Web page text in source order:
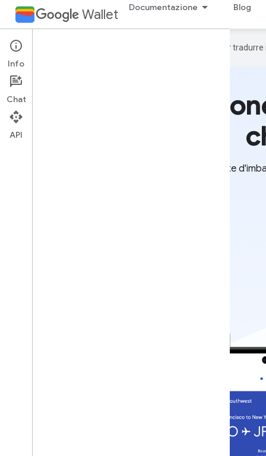
Wallet Documentazione Blog
Google utilizza la tecnologia AI per
Una
Dai biglietti per eventi, dalle carte
Info
Chat
API